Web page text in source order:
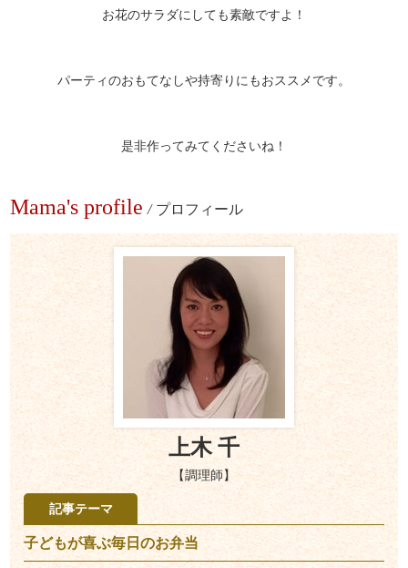
お花のサラダにしても素敵ですよ！
パーティのおもてなしや持寄りにもおススメです。
是非作ってみてくださいね！
Mama's profile / プロフィール
上木 千
【調理師】
記事テーマ
子どもが喜ぶ毎日のお弁当